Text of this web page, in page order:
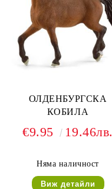
ОЛДЕНБУРГСКА
КОБИЛА
€9.95 19.46лв.
Няма наличност
Виж детайли